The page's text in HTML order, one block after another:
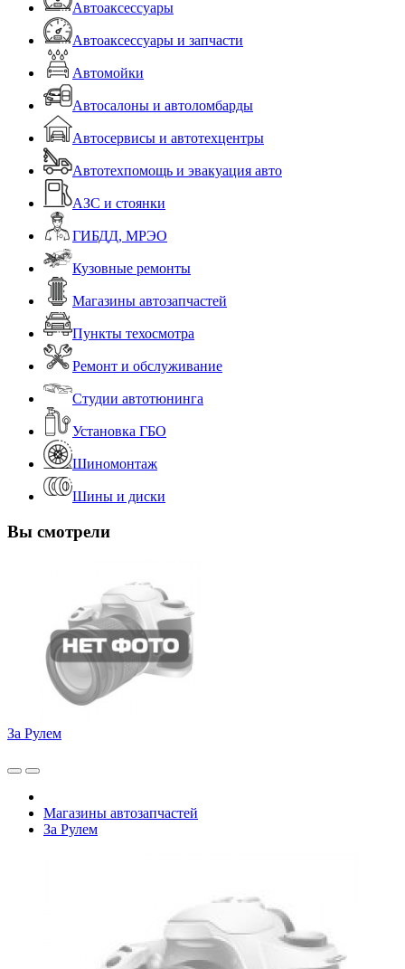
Автоаксессуары
Автоаксессуары и запчасти
Автомойки
Автосалоны и автоломбарды
Автосервисы и автотехцентры
Автотехпомощь и эвакуация авто
АЗС и стоянки
ГИБДД, МРЭО
Кузовные ремонты
Магазины автозапчастей
Пункты техосмотра
Ремонт и обслуживание
Студии автотюнинга
Установка ГБО
Шиномонтаж
Шины и диски
Вы смотрели
За Рулем
Магазины автозапчастей
За Рулем